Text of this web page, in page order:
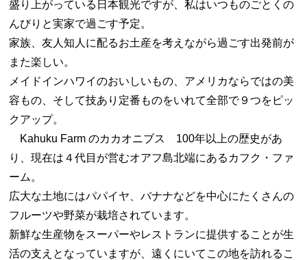
盛り上がっている日本観光ですが、私はいつものごとくの
んびりと実家で過ごす予定。
家族、友人知人に配るお土産を考えながら過ごす出発前が
また楽しい。
メイドインハワイのおいしいもの、アメリカならではの美
容もの、そして技あり定番ものをいれて全部で９つをピッ
クアップ。
Kahuku Farm のカカオニブス 100年以上の歴史があ
り、現在は４代目が営むオアフ島北端にあるカフク・ファ
ーム。
広大な土地にはパパイヤ、バナナなどを中心にたくさんの
フルーツや野菜が栽培されています。
新鮮な生産物をスーパーやレストランに提供することが生
活の支えとなっていますが、遠くにいてこの地を訪れるこ